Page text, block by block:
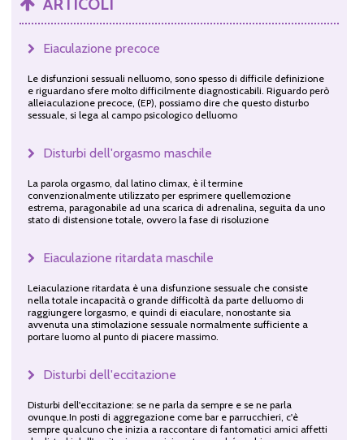
ARTICOLI
Eiaculazione precoce
Le disfunzioni sessuali nelluomo, sono spesso di difficile definizione
e riguardano sfere molto difficilmente diagnosticabili. Riguardo però
alleiaculazione precoce, (EP), possiamo dire che questo disturbo
sessuale, si lega al campo psicologico delluomo
Disturbi dell'orgasmo maschile
La parola orgasmo, dal latino climax, è il termine
convenzionalmente utilizzato per esprimere quellemozione
estrema, paragonabile ad una scarica di adrenalina, seguita da uno
stato di distensione totale, ovvero la fase di risoluzione
Eiaculazione ritardata maschile
Leiaculazione ritardata è una disfunzione sessuale che consiste
nella totale incapacità o grande difficoltà da parte delluomo di
raggiungere lorgasmo, e quindi di eiaculare, nonostante sia
avvenuta una stimolazione sessuale normalmente sufficiente a
portare luomo al punto di piacere massimo.
Disturbi dell'eccitazione
Disturbi dell'eccitazione: se ne parla da sempre e se ne parla
ovunque.In posti di aggregazione come bar e parrucchieri, c'è
sempre qualcuno che inizia a raccontare di fantomatici amici affetti